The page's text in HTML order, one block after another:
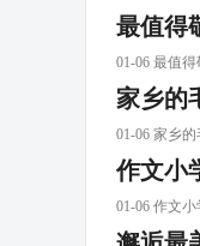
最值得
01-06 最值
家乡的
01-06 家乡
作文小
01-06 作文